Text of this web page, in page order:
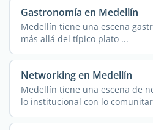
Gastronomía en Medellín
Medellín tiene una escena
más allá del típico plato ...
Networking en Medellín
Medellín tiene una escena de
lo institucional con lo